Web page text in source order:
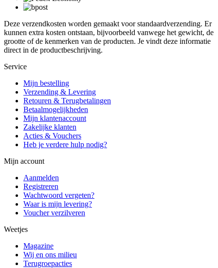
Deze verzendkosten worden gemaakt voor standaardverzending. Er
kunnen extra kosten ontstaan, bijvoorbeeld vanwege het gewicht, de
grootte of de kenmerken van de producten. Je vindt deze informatie
direct in de productbeschrijving.
Service
Mijn bestelling
Verzending & Levering
Retouren & Terugbetalingen
Betaalmogelijkheden
Mijn klantenaccount
Zakelijke klanten
Acties & Vouchers
Heb je verdere hulp nodig?
Mijn account
Aanmelden
Registreren
Wachtwoord vergeten?
Waar is mijn levering?
Voucher verzilveren
Weetjes
Magazine
Wij en ons milieu
Terugroepacties